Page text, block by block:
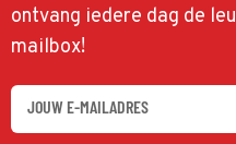
ontvang iedere dag de
mailbox!